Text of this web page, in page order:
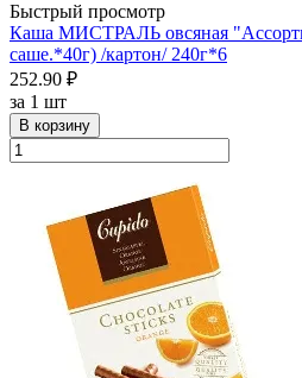
Быстрый просмотр
Каша МИСТРАЛЬ овсяная
саше.*40г) /картон/ 240г*6
252.90 ₽
за 1 шт
В корзину